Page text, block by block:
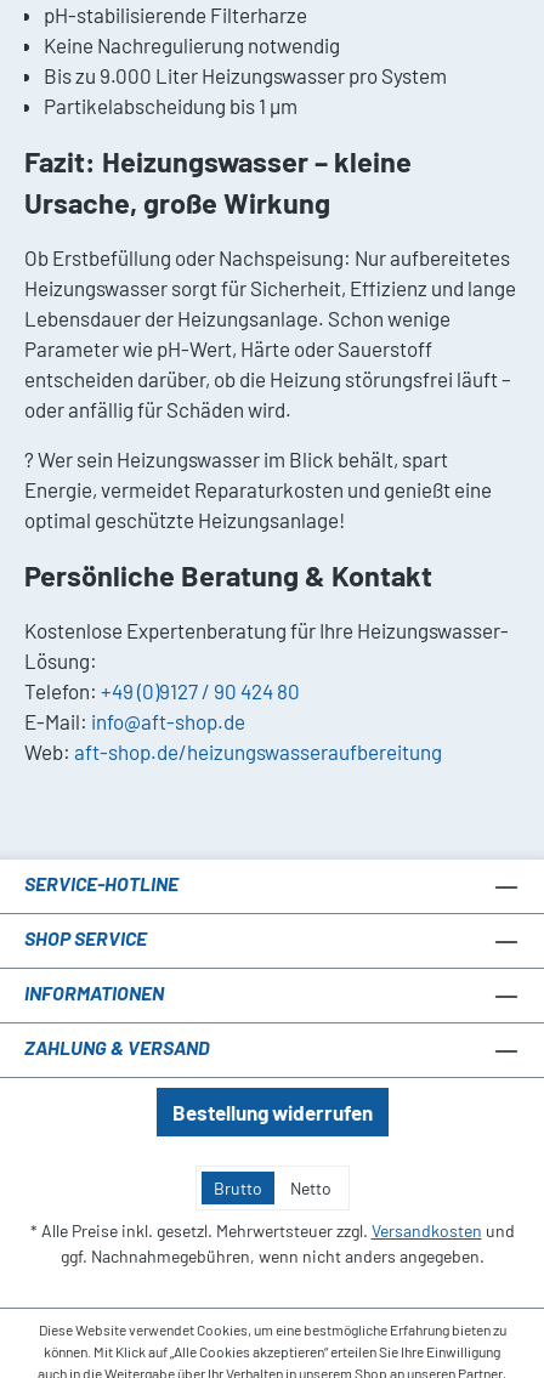
pH-stabilisierende Filterharze
Keine Nachregulierung notwendig
Bis zu 9.000 Liter Heizungswasser pro System
Partikelabscheidung bis 1 µm
Fazit: Heizungswasser – kleine
Ursache, große Wirkung
Ob Erstbefüllung oder Nachspeisung: Nur aufbereitetes
Heizungswasser sorgt für Sicherheit, Effizienz und lange
Lebensdauer der Heizungsanlage. Schon wenige
Parameter wie pH-Wert, Härte oder Sauerstoff
entscheiden darüber, ob die Heizung störungsfrei läuft –
oder anfällig für Schäden wird.
? Wer sein Heizungswasser im Blick behält, spart
Energie, vermeidet Reparaturkosten und genießt eine
optimal geschützte Heizungsanlage!
Persönliche Beratung & Kontakt
Kostenlose Expertenberatung für Ihre Heizungswasser-
Lösung:
Telefon: +49 (0)9127 / 90 424 80
E-Mail: info@aft-shop.de
Web: aft-shop.de/heizungswasseraufbereitung
SERVICE-HOTLINE
SHOP SERVICE
INFORMATIONEN
ZAHLUNG & VERSAND
Bestellung widerrufen
Brutto Netto
* Alle Preise inkl. gesetzl. Mehrwertsteuer zzgl. Versandkosten und
ggf. Nachnahmegebühren, wenn nicht anders angegeben.
Diese Website verwendet Cookies, um eine bestmögliche Erfahrung bieten zu
können. Mit Klick auf „Alle Cookies akzeptieren“ erteilen Sie Ihre Einwilligung
auch in die Weitergabe über Ihr Verhalten in unserem Shop an unseren Partner,